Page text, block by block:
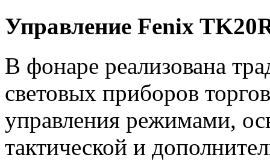
Управление Fenix
В фонаре реализована
световых приборов
управления режимами,
тактической и